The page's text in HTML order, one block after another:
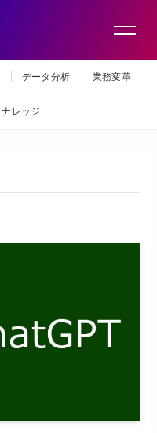
データ分析 業務変革
ナレッジ